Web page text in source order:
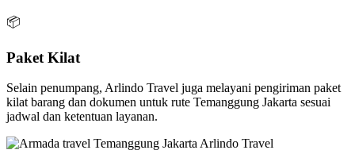
📦
Paket Kilat
Selain penumpang, Arlindo Travel juga melayani pengiriman paket
kilat barang dan dokumen untuk rute Temanggung Jakarta sesuai
jadwal dan ketentuan layanan.